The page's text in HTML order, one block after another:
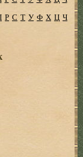
Р С Т У Ф Х Ц Ч